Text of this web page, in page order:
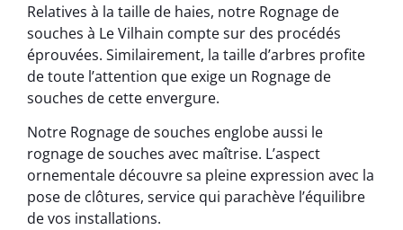
Relatives à la taille de haies, notre Rognage de
souches à Le Vilhain compte sur des procédés
éprouvées. Similairement, la taille d’arbres profite
de toute l’attention que exige un Rognage de
souches de cette envergure.
Notre Rognage de souches englobe aussi le
rognage de souches avec maîtrise. L’aspect
ornementale découvre sa pleine expression avec la
pose de clôtures, service qui parachève l’équilibre
de vos installations.